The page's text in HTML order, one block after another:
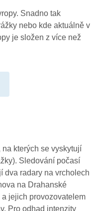
Snadno tak
nebo kde aktuálně v
je složen z více než
kterých se vyskytují
Sledování počasí
dva radary na vrcholech
na Drahanské
jejich provozovatelem
Pro odhad intenzity